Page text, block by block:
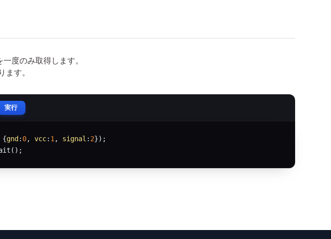
度のみ取得します。
す。
実行
{gnd : 0, vcc: 1 , signal : 2